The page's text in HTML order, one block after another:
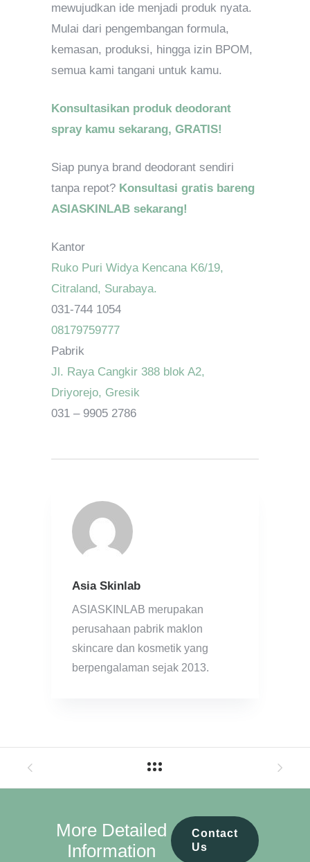
mewujudkan ide menjadi produk nyata.
Mulai dari pengembangan formula,
kemasan, produksi, hingga izin BPOM,
semua kami tangani untuk kamu.
Konsultasikan produk deodorant
spray kamu sekarang, GRATIS!
Siap punya brand deodorant sendiri
tanpa repot? Konsultasi gratis bareng
ASIASKINLAB sekarang!
Kantor
Ruko Puri Widya Kencana K6/19,
Citraland, Surabaya.
031-744 1054
08179759777
Pabrik
Jl. Raya Cangkir 388 blok A2,
Driyorejo, Gresik
031 – 9905 2786
Asia Skinlab
ASIASKINLAB merupakan
perusahaan pabrik maklon
skincare dan kosmetik yang
berpengalaman sejak 2013.
More Detailed
Information
Contact
Us